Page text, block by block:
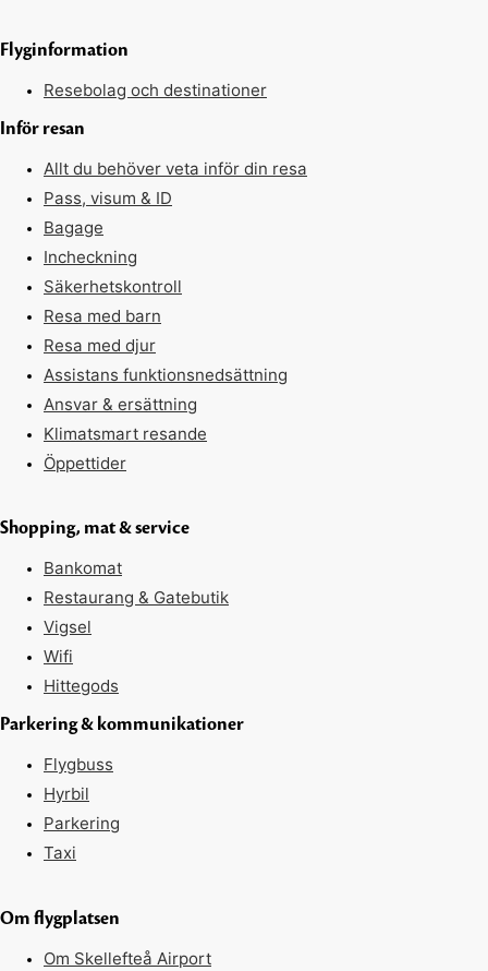
Flyginformation
Resebolag och destinationer
Inför resan
Allt du behöver veta inför din resa
Pass, visum & ID
Bagage
Incheckning
Säkerhetskontroll
Resa med barn
Resa med djur
Assistans funktionsnedsättning
Ansvar & ersättning
Klimatsmart resande
Öppettider
Shopping, mat & service
Bankomat
Restaurang & Gatebutik
Vigsel
Wifi
Hittegods
Parkering & kommunikationer
Flygbuss
Hyrbil
Parkering
Taxi
Om flygplatsen
Om Skellefteå Airport